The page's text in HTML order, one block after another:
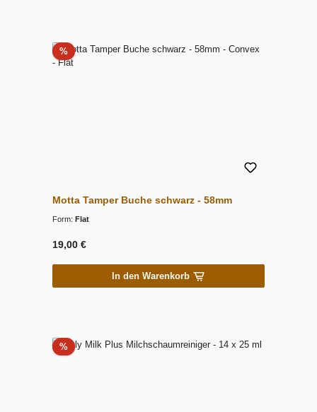
%Rabatt
Motta Tamper Buche schwarz - 58mm
Form: Flat
19,00 €
In den Warenkorb
%Rabatt